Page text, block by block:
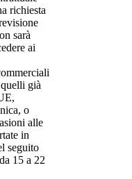
richiesta
sarà
ai
già
o
alle
in
seguito
15 a 22